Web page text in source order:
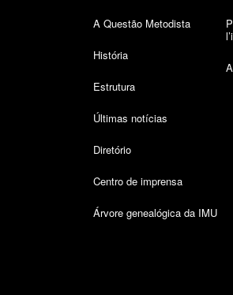
A Questão Metodista
História
Estrutura
Últimas notícias
Diretório
Centro de imprensa
Árvore genealógica da IMU